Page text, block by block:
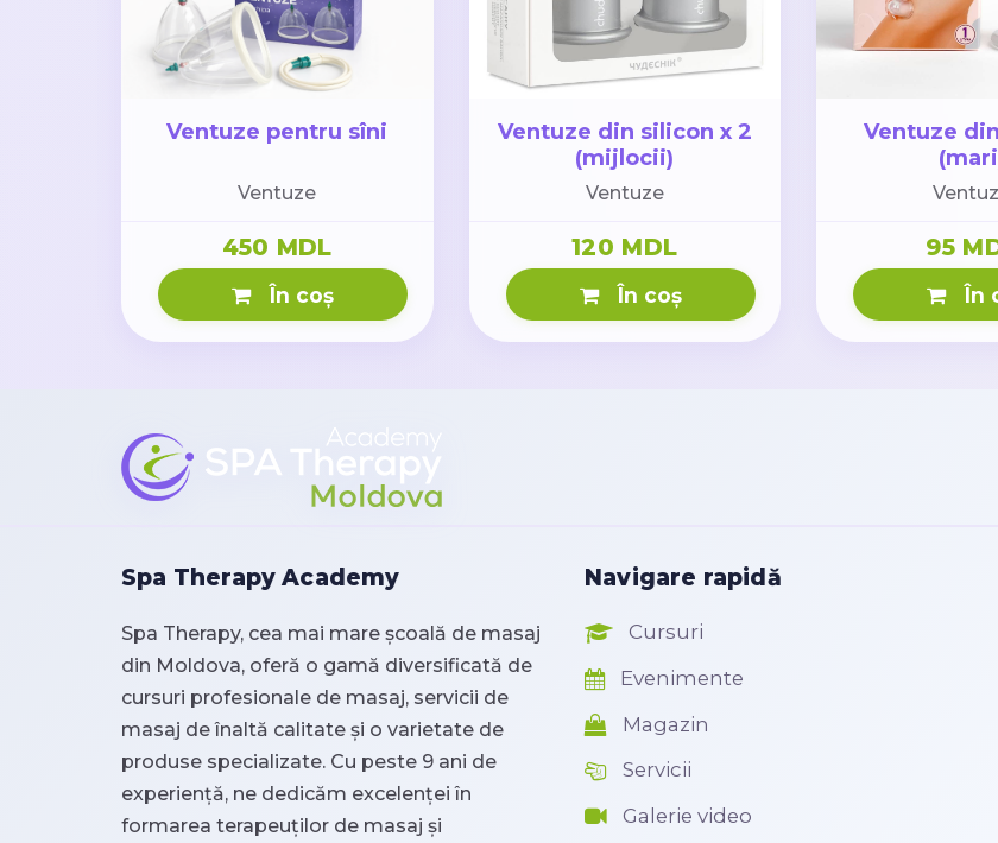
Ventuze pentru sîni
Ventuze
450 MDL
În coș
Ventuze din silicon x 2
(mijlocii)
Ventuze
120 MDL
În coș
Ventuze
95
În
Spa Therapy Academy
Spa Therapy, cea mai mare școală de masaj
din Moldova, oferă o gamă diversificată de
cursuri profesionale de masaj, servicii de
masaj de înaltă calitate și o varietate de
produse specializate. Cu peste 9 ani de
experiență, ne dedicăm excelenței în
formarea terapeuților de masaj și
Navigare rapidă
Cursuri
Evenimente
Magazin
Servicii
Galerie video